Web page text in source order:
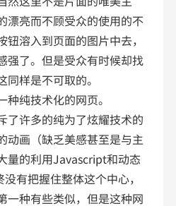
漂亮而不顾受众的使用的不
溶入到页面的图片中去，
强了。但是受众有时候却找
样是不可取的。
纯技术化的网页。
许多的纯为了炫耀技术的
动画（缺乏美感甚至是与主
量的利用Javascript和动态
有把握住整体这个中心，
一种有些类似，但是这种网